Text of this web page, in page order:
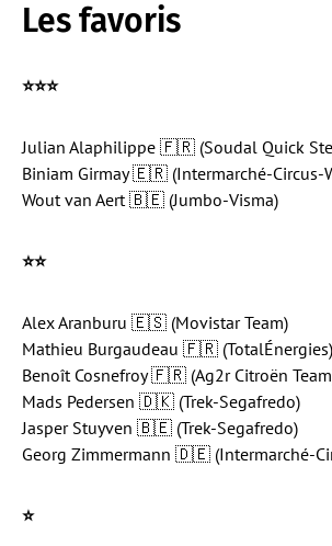
Les favoris
⭐️⭐️⭐️
Julian Alaphilippe 🇫🇷 (Soudal Quick
Biniam Girmay 🇪🇷 (Intermarché-Circus-
Wout van Aert 🇧🇪 (Jumbo-Visma)
⭐️⭐️
Alex Aranburu 🇪🇸 (Movistar Team)
Mathieu Burgaudeau 🇫🇷 (TotalÉnergies)
Benoît Cosnefroy 🇫🇷 (Ag2r Citroën
Mads Pedersen 🇩🇰 (Trek-Segafredo)
Jasper Stuyven 🇧🇪 (Trek-Segafredo)
Georg Zimmermann 🇩🇪 (Intermarché-
⭐️